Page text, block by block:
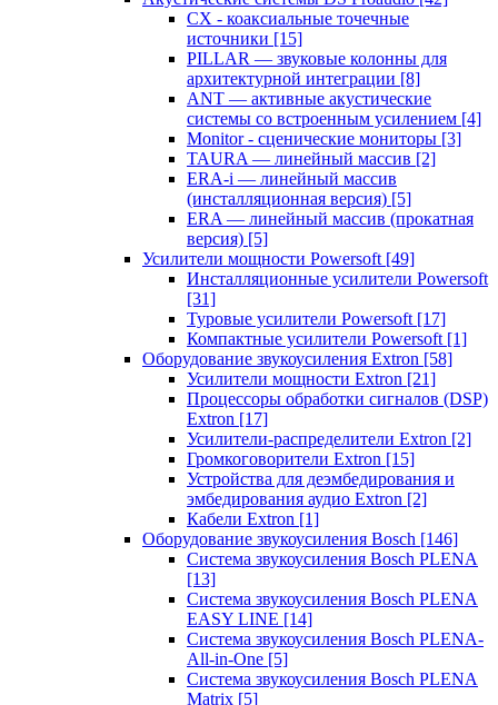
CX - коаксиальные точечные
источники [15]
PILLAR — звуковые колонны для
архитектурной интеграции [8]
ANT — активные акустические
системы со встроенным усилением [4]
Monitor - сценические мониторы [3]
TAURA — линейный массив [2]
ERA-i — линейный массив
(инсталляционная версия) [5]
ERA — линейный массив (прокатная
версия) [5]
Усилители мощности Powersoft [49]
Инсталляционные усилители Powersoft
[31]
Туровые усилители Powersoft [17]
Компактные усилители Powersoft [1]
Оборудование звукоусиления Extron [58]
Усилители мощности Extron [21]
Процессоры обработки сигналов (DSP)
Extron [17]
Усилители-распределители Extron [2]
Громкоговорители Extron [15]
Устройства для деэмбедирования и
эмбедирования аудио Extron [2]
Кабели Extron [1]
Оборудование звукоусиления Bosch [146]
Система звукоусиления Bosch PLENA
[13]
Система звукоусиления Bosch PLENA
EASY LINE [14]
Система звукоусиления Bosch PLENA-
All-in-One [5]
Система звукоусиления Bosch PLENA
Matrix [5]